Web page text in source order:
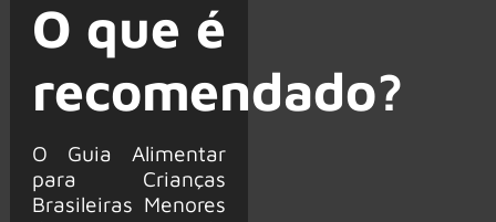
O que é
recomendado?
O Guia Alimentar
para Crianças
Brasileiras Menores